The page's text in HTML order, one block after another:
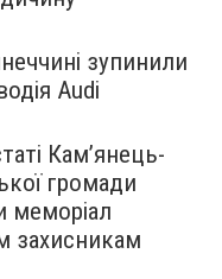
зупинили
Audi
Кам’янець-
громади
меморіал
захисникам